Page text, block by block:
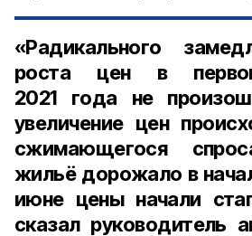
«Радикального
роста цен в
2021 года не
увеличение цен
сжимающегося
жильё дорожало в
июне цены начали
сказал руководитель